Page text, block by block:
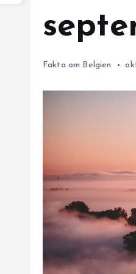
Fakta om Belgien